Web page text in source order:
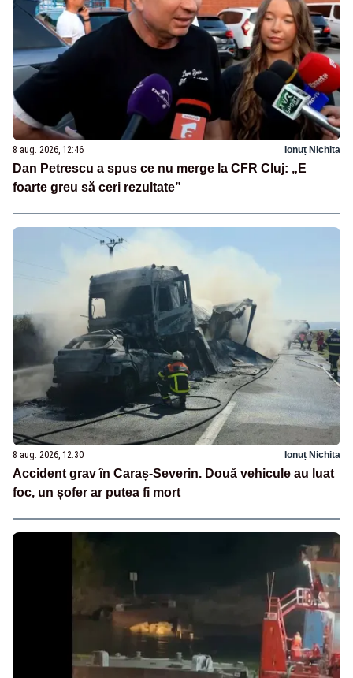
8 aug. 2026, 12:46 Ionuț Nichita
Dan Petrescu a spus ce nu merge la CFR Cluj: „E
foarte greu să ceri rezultate”
8 aug. 2026, 12:30 Ionuț Nichita
Accident grav în Caraș-Severin. Două vehicule au luat
foc, un șofer ar putea fi mort